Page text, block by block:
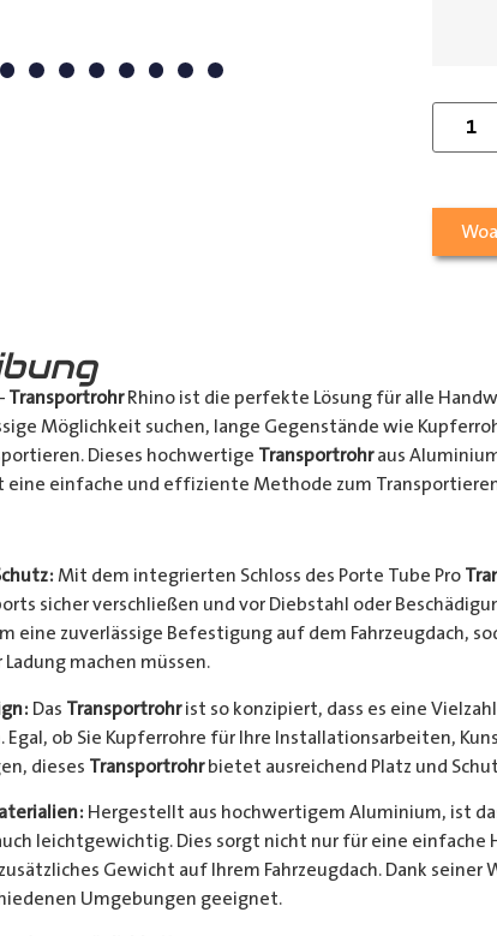
TransportrohrRhino ist die perfekte Lösung für alle
Möglichkeit suchen, lange Gegenstände wie
Dieses hochwertige Transportrohraus
einfache und effiziente Methode zum
Mit dem integrierten Schloss des Porte Tube Pro
sicher verschließen und vor Diebstahl oder
eine zuverlässige Befestigung auf dem Fahrzeugdach,
machen müssen.
Das Transportrohrist so konzipiert, dass es eine
Egal, ob Sie Kupferrohre für Ihre Installationsarbeiten,
dieses Transportrohrbietet ausreichend Platz und
Hergestellt aus hochwertigem Aluminium, ist
leichtgewichtig. Dies sorgt nicht nur für eine einfache
Gewicht auf Ihrem Fahrzeugdach. Dank
Umgebungen geeignet.